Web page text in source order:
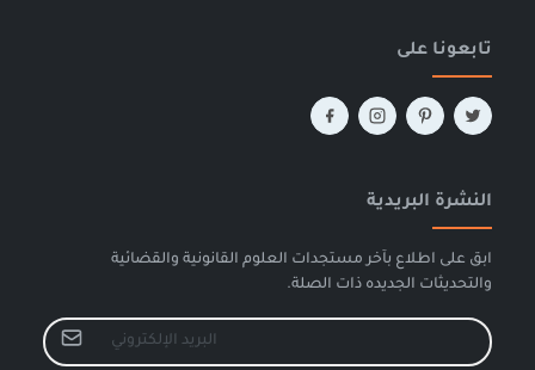
تابعونا على
النشرة البريدية
ابق على اطلاع بآخر مستجدات العلوم القانونية والقضائية
والتحديثات الجديده ذات الصلة.